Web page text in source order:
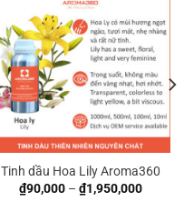
Tinh dầu Hoa Lily Aroma360
₫90,000– ₫1,950,000